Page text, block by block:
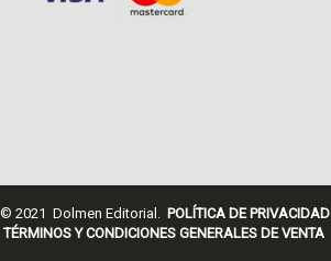
© 2021 Dolmen Editorial. POLÍTICA DE PRIVACIDAD
TÉRMINOS Y CONDICIONES GENERALES DE VENTA